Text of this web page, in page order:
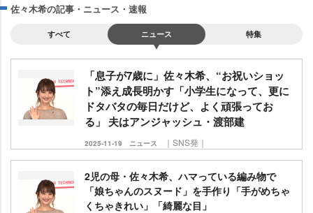
佐々木希の記事・ニュース・速報
すべて ニュース 特集
「息子が7歳に」佐々木希、“お祝いショッ
ト”添え成長明かす「小学生になって、更に
ドタバタの毎日だけど、よく頑張ってお
る」 夫はアンジャッシュ・渡部建
2025-11-19 ニュース ｜SNS発｜
2児の母・佐々木希、ハマっている編み物で
「娘ちゃんのスヌード」を手作り「手がめちゃ
くちゃきれい」「綺麗な目」